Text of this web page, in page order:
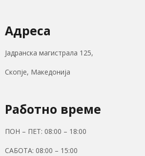
Адреса
Јадранска магистрала 125,
Скопје, Македонија
Работно време
ПОН – ПЕТ: 08:00 – 18:00
САБОТА: 08:00 – 15:00